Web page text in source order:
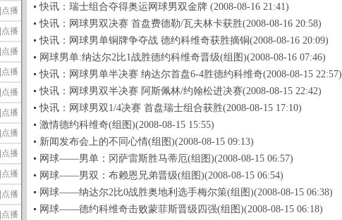
点播
点播
点播
点播
点播
点播
点播
点播
点播
点播
点播
快讯：瑞士组合夺得奥运网球男双金牌 (2008-08-16 21:41)
快讯：网球男双决赛 首盘费德勒/瓦夫林卡获胜(2008-08-16 20:58)
快讯：网球男单铜牌争夺战 德约科维奇获胜摘铜(2008-08-16 20:09)
网球男单:纳达尔2比1战胜德约科维奇晋级(组图)(2008-08-16 07:46)
快讯：网球男单半决赛 纳达尔首盘6-4胜德约科维奇(2008-08-15 22:57)
快讯：网球男双半决赛 阿斯佩林/约翰松进决赛(2008-08-15 22:42)
快讯：网球男双1/4决赛 首盘瑞士组合获胜(2008-08-15 17:10)
激情德约科维奇(组图)(2008-08-15 15:55)
新闻发布会上的不同心情(组图)(2008-08-15 09:13)
网球——男单：冈萨雷斯胜马蒂厄(组图)(2008-08-15 06:57)
网球——男双：布赖恩兄弟晋级(组图)(2008-08-15 06:54)
网球——纳达尔2比0战胜奥地利选手梅尔策(组图)(2008-08-15 06:38)
网球——德约科维奇击败蒙菲斯晋级四强(组图)(2008-08-15 06:18)